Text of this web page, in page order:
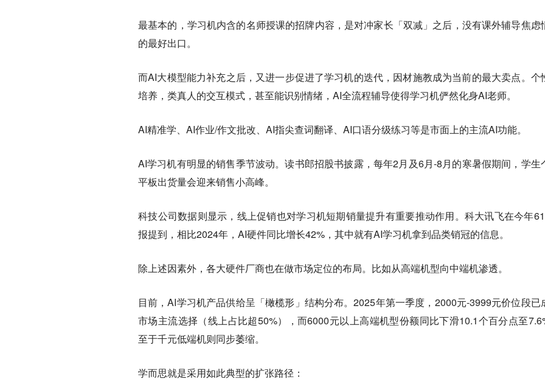
最基本的，学习机内含的名师授课的招牌内容，是对冲家长「双减」之后，没有课外辅导焦虑
的最好出口。
而AI大模型能力补充之后，又进一步促进了学习机的迭代，因材施教成为当前的最大卖点。个
培养，类真人的交互模式，甚至能识别情绪，AI全流程辅导使得学习机俨然化身AI老师。
AI精准学、AI作业/作文批改、AI指尖查词翻译、AI口语分级练习等是市面上的主流AI功能。
AI学习机有明显的销售季节波动。读书郎招股书披露，每年2月及6月-8月的寒暑假期间，学生
平板出货量会迎来销售小高峰。
科技公司数据则显示，线上促销也对学习机短期销量提升有重要推动作用。科大讯飞在今年
报提到，相比2024年，AI硬件同比增长42%，其中就有AI学习机拿到品类销冠的信息。
除上述因素外，各大硬件厂商也在做市场定位的布局。比如从高端机型向中端机渗透。
目前，AI学习机产品供给呈「橄榄形」结构分布。2025年第一季度，2000元-3999元价位段已
市场主流选择（线上占比超50%），而6000元以上高端机型份额同比下滑10.1个百分点至
至于千元低端机则同步萎缩。
学而思就是采用如此典型的扩张路径：